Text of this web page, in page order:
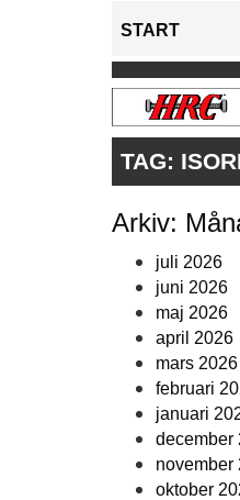
START
TAG:
Arkiv:
juli 2026
juni 2026
maj 2026
april 2026
mars 2026
februari
januari
december
november
oktober